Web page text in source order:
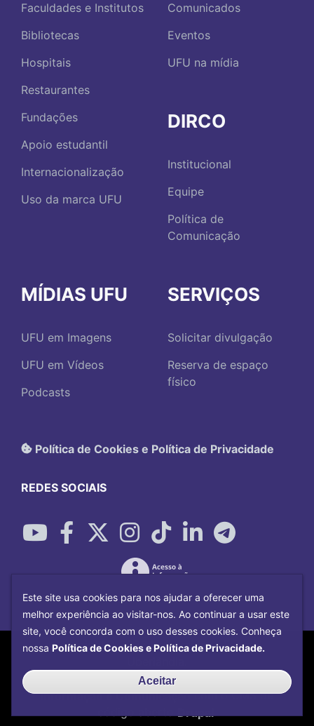
Faculdades e Institutos
Bibliotecas
Hospitais
Restaurantes
Fundações
Apoio estudantil
Internacionalização
Uso da marca UFU
Comunicados
Eventos
UFU na mídia
DIRCO
Institucional
Equipe
Política de
Comunicação
MÍDIAS UFU
UFU em Imagens
UFU em Vídeos
Podcasts
SERVIÇOS
Solicitar divulgação
Reserva de espaço
físico
Política de Cookies e Política de Privacidade
REDES SOCIAIS
Copyright©2026Universidade Federal
Centro de Tecnologia da
Informação e Comunicaçãocom o CMS de
código aberto
Drupal
Este site usa cookies para nos ajudar a oferecer uma
melhor experiência ao visitar-nos. Ao continuar a usar este
site, você concorda com o uso desses cookies. Conheça
nossa Política de Cookies e Política de Privacidade.
Aceitar